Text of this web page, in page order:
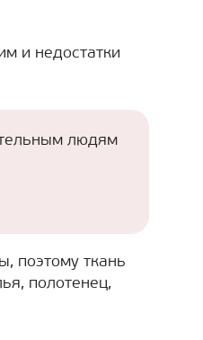
и недостатки
людям
поэтому ткань
полотенец,